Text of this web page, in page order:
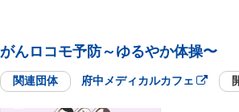
がんロコモ予防～ゆるやか体操〜
関連団体 府中メディカルカフェ